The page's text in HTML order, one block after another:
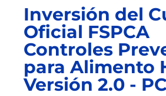
Inversión del
Oficial FSPCA
Controles
para Alimento
Versión 2.0 -